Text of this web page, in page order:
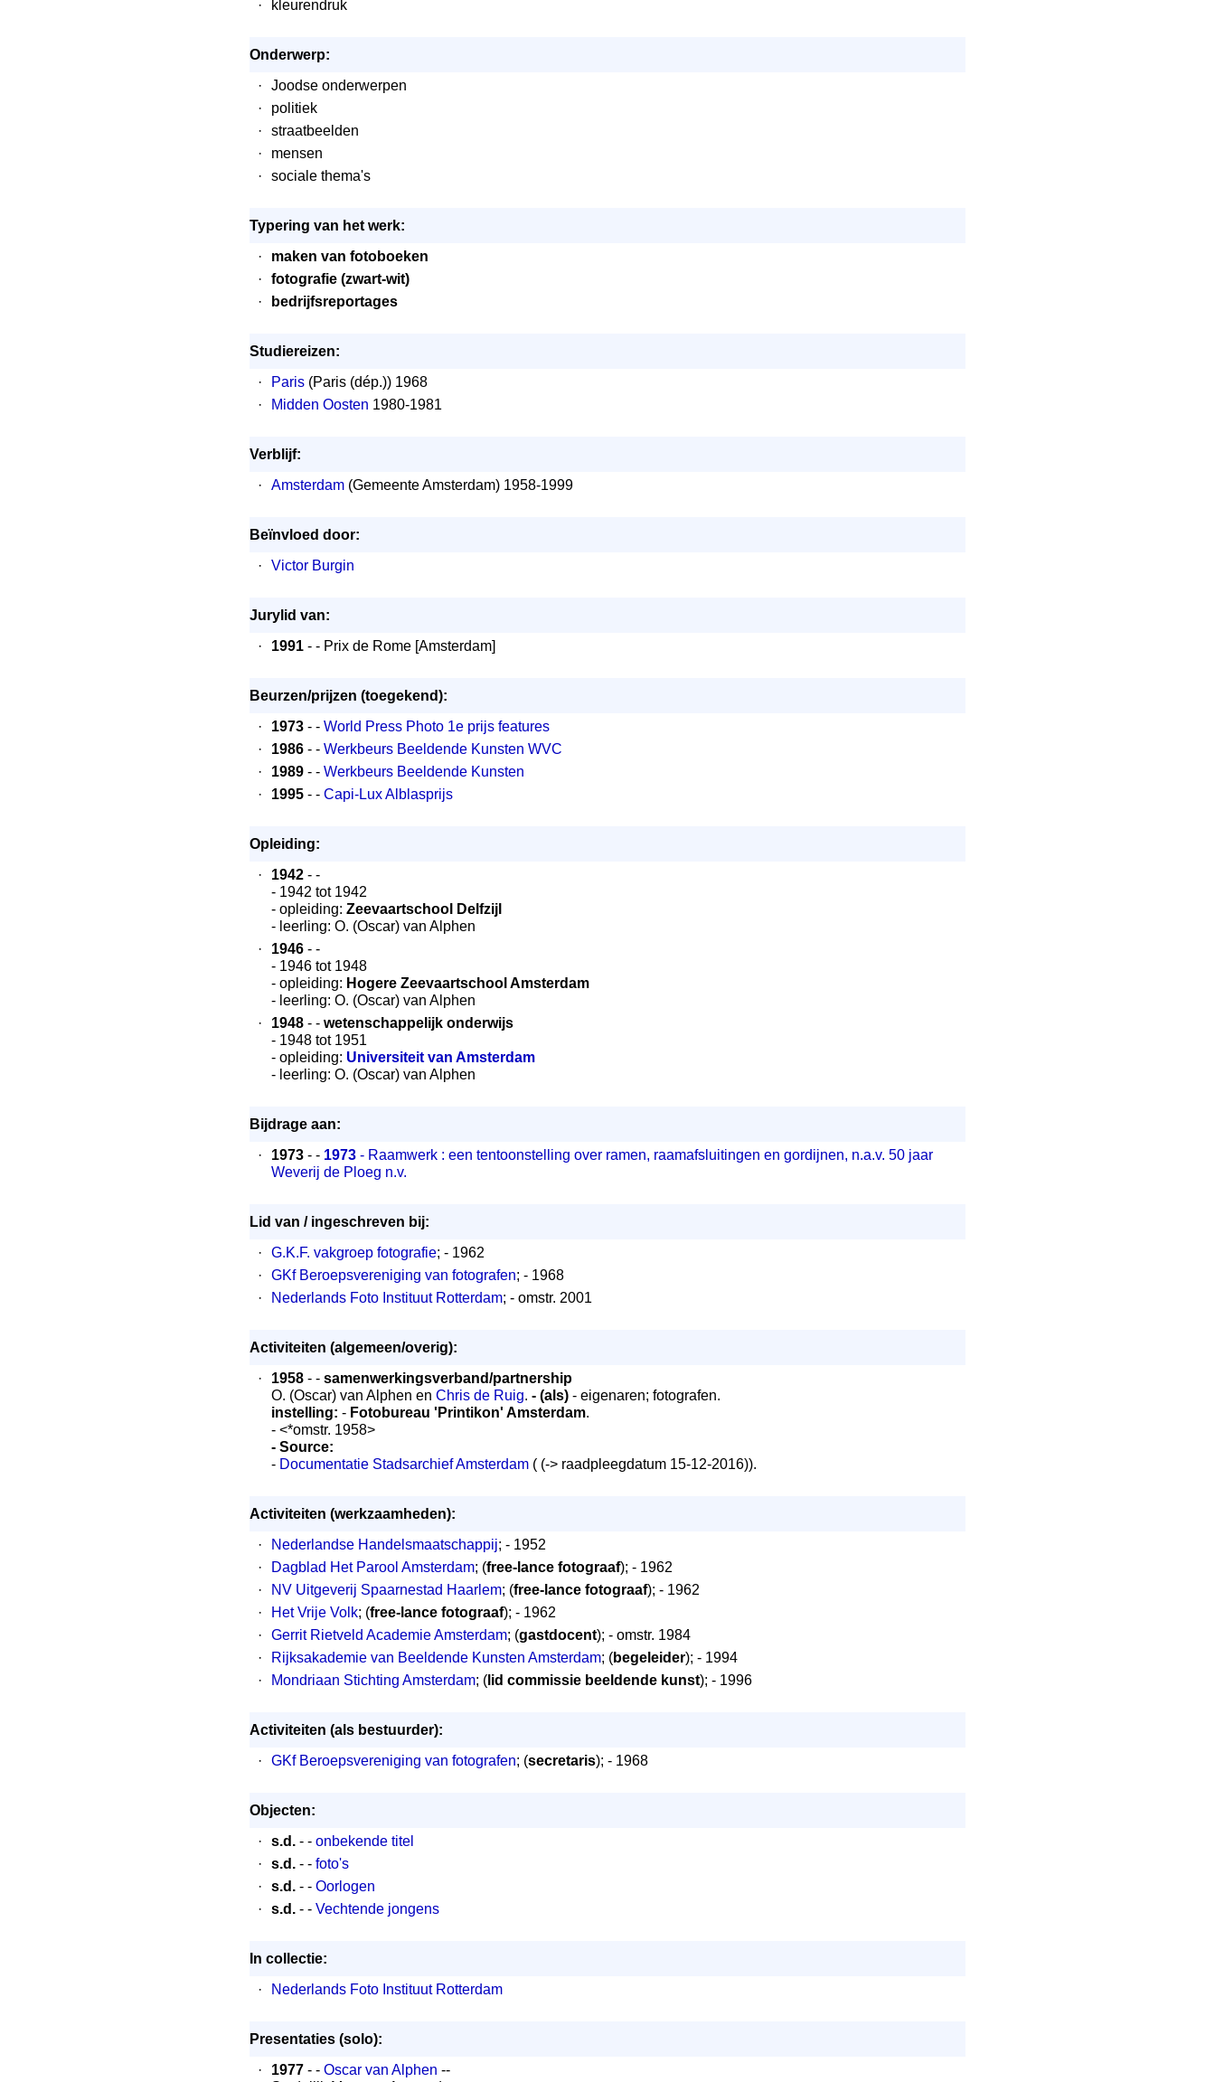
·
kleurendruk
Onderwerp:
·
Joodse onderwerpen
·
politiek
·
straatbeelden
·
mensen
·
sociale thema's
Typering van het werk:
·
maken van fotoboeken
·
fotografie (zwart-wit)
·
bedrijfsreportages
Studiereizen:
·
Paris (Paris (dép.)) 1968
·
Midden Oosten 1980-1981
Verblijf:
·
Amsterdam (Gemeente Amsterdam) 1958-1999
Beïnvloed door:
·
Victor Burgin
Jurylid van:
·
1991 - - Prix de Rome [Amsterdam]
Beurzen/prijzen (toegekend):
·
1973 - - World Press Photo 1e prijs features
·
1986 - - Werkbeurs Beeldende Kunsten WVC
·
1989 - - Werkbeurs Beeldende Kunsten
·
1995 - - Capi-Lux Alblasprijs
Opleiding:
·
1942 - -
- 1942 tot 1942
- opleiding: Zeevaartschool Delfzijl
- leerling: O. (Oscar) van Alphen
·
1946 - -
- 1946 tot 1948
- opleiding: Hogere Zeevaartschool Amsterdam
- leerling: O. (Oscar) van Alphen
·
1948 - - wetenschappelijk onderwijs
- 1948 tot 1951
- opleiding: Universiteit van Amsterdam
- leerling: O. (Oscar) van Alphen
Bijdrage aan:
·
1973 - - 1973 - Raamwerk : een tentoonstelling over ramen, raamafsluitingen en gordijnen, n.a.v. 50 jaar
Weverij de Ploeg n.v.
Lid van / ingeschreven bij:
·
G.K.F. vakgroep fotografie; - 1962
·
GKf Beroepsvereniging van fotografen; - 1968
·
Nederlands Foto Instituut Rotterdam; - omstr. 2001
Activiteiten (algemeen/overig):
·
1958 - - samenwerkingsverband/partnership
O. (Oscar) van Alphen en Chris de Ruig. - (als) - eigenaren; fotografen.
instelling: - Fotobureau 'Printikon' Amsterdam.
- <*omstr. 1958>
- Source:
- Documentatie Stadsarchief Amsterdam ( (-> raadpleegdatum 15-12-2016)).
Activiteiten (werkzaamheden):
·
Nederlandse Handelsmaatschappij; - 1952
·
Dagblad Het Parool Amsterdam; (free-lance fotograaf); - 1962
·
NV Uitgeverij Spaarnestad Haarlem; (free-lance fotograaf); - 1962
·
Het Vrije Volk; (free-lance fotograaf); - 1962
·
Gerrit Rietveld Academie Amsterdam; (gastdocent); - omstr. 1984
·
Rijksakademie van Beeldende Kunsten Amsterdam; (begeleider); - 1994
·
Mondriaan Stichting Amsterdam; ( lid commissie beeldende kunst); - 1996
Activiteiten (als bestuurder):
·
GKf Beroepsvereniging van fotografen; (secretaris); - 1968
Objecten:
·
s.d. - - onbekende titel
·
s.d. - - foto's
·
s.d. - - Oorlogen
·
s.d. - - Vechtende jongens
In collectie:
·
Nederlands Foto Instituut Rotterdam
Presentaties (solo):
·
1977 - - Oscar van Alphen --